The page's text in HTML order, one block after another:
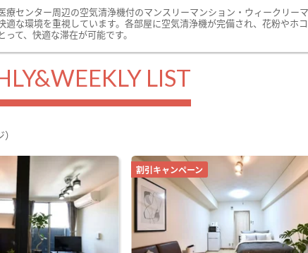
療センター周辺の空気清浄機付のマンスリーマンション・ウィークリー
適な環境を重視しています。各部屋に空気清浄機が完備され、花粉や
て、快適な滞在が可能です。
LIST
割引キャンペーン